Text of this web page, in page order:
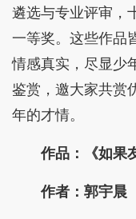
遴选与专业评审，
一等奖。这些作品
情感真实，尽显少
鉴赏，邀大家共赏
年的才情。
作品：《如果
作者：郭宇晨